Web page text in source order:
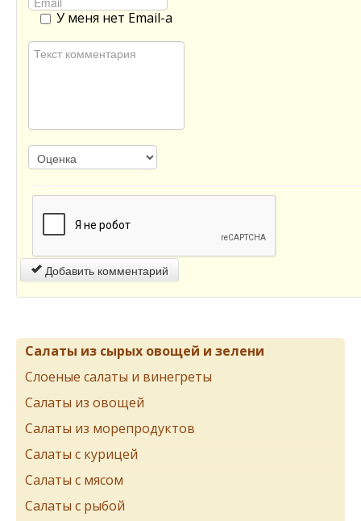
У меня нет Email-а
Добавить комментарий
Салаты из сырых овощей и зелени
Слоеные салаты и винегреты
Салаты из овощей
Салаты из морепродуктов
Салаты с курицей
Салаты с мясом
Салаты с рыбой